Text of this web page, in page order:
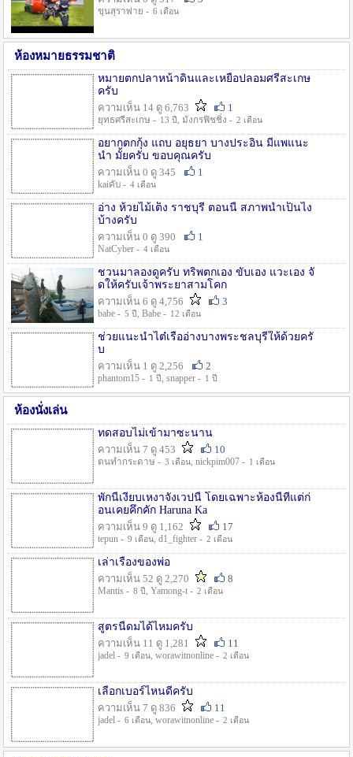
ขุนสุราพ่าย - 6 เดือน
ห้องหมายธรรมชาติ
หมายตกปลาหน้าดินและเหยื่อปลอมศรีสะเกษ
ครับ
ความเห็น 14 ดู 6,763
1
ยุทธศรีสะเกษ - 13 ปี , มังกรฟิชชิ่ง - 2 เดือน
อยากตกกุ้ง แถบ อยุธยา บางประอิน มีแพแนะ
นำ มั้ยครับ ขอบคุณครับ
ความเห็น 0 ดู 345
1
kaiคับ - 4 เดือน
อ่าง ห้วยไม้เต็ง ราชบุรี ตอนนี้ สภาพน้ำเป็นไง
บ้างครับ
ความเห็น 0 ดู 390
1
NatCyber - 4 เดือน
ชวนมาลองดูครับ ทริพตกเอง ขับเอง แวะเอง จั
ดให้ครับเจ้าพระยาสามโคก
ความเห็น 6 ดู 4,756
3
babe - 5 ปี , Babe - 12 เดือน
ช่วยแนะนำไต๋เรืออ่างบางพระชลบุรีให้ด้วยครั
บ
ความเห็น 1 ดู 2,256
2
phantom15 - 1 ปี , snapper - 1 ปี
ห้องนั่งเล่น
ทดสอบไม่เข้ามาซะนาน
ความเห็น 7 ดู 453
10
ตนทำกระดาษ - 3 เดือน, nickpim007 - 1 เดือน
พักนี้เงียบเหงาจังเวปนี้ โดยเฉพาะห้องนี้ที่แต่ก่
อนเคยคึกคัก Haruna Ka
ความเห็น 9 ดู 1,162
17
tepun - 9 เดือน, d1_fighter - 2 เดือน
เล่าเรื่องของพ่อ
ความเห็น 52 ดู 2,270
8
Mantis - 8 ปี , Yamong-t - 2 เดือน
สูตรนี้ดมได้ไหมครับ
ความเห็น 11 ดู 1,281
11
jadel - 9 เดือน, worawitnonline - 2 เดือน
เลือกเบอร์ไหนดีครับ
ความเห็น 7 ดู 836
11
jadel - 6 เดือน, worawitnonline - 2 เดือน